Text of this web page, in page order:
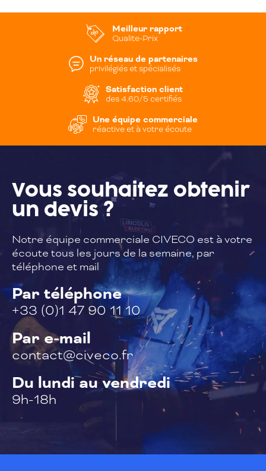
Meilleur rapport
Qualite-Prix
Un réseau de partenaires
privilégiés et spécialisés
Satisfaction client
des 4.60/5 certifiés
Une équipe commerciale
réactive et à votre écoute
Vous souhaitez obtenir
un devis ?
Notre équipe commerciale CIVECO est àvotre
écoute tous les jours de la semaine, par
téléphone et mail
Par téléphone
+33 (0)1 47 90 11 10
Par e-mail
contact@civeco.fr
Du lundi au vendredi
9h-18h